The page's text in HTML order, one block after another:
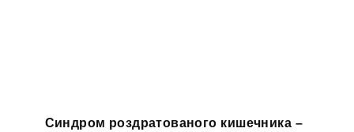
Синдром роздратованого кишечника –